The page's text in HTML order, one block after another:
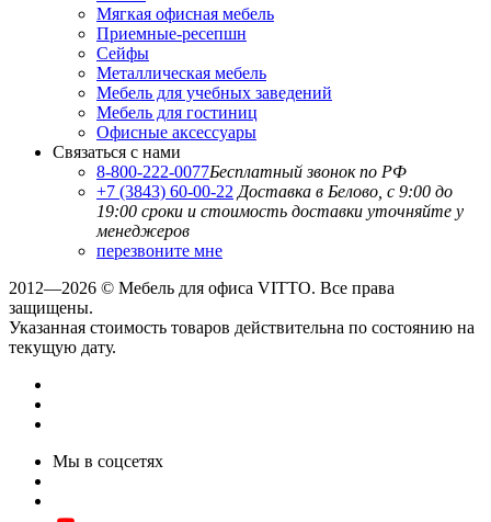
Мягкая офисная мебель
Приемные-ресепшн
Сейфы
Металлическая мебель
Мебель для учебных заведений
Мебель для гостиниц
Офисные аксессуары
Связаться с нами
8-800-222-0077Бесплатный звонок по РФ
+7 (3843) 60-00-22 Доставка в Белово, с 9:00 до
19:00 сроки и стоимость доставки уточняйте у
менеджеров
перезвоните мне
2012—2026 © Мебель для офиса VITTO. Все права
защищены.
Указанная стоимость товаров действительна по состоянию на
текущую дату.
Мы в соцсетях